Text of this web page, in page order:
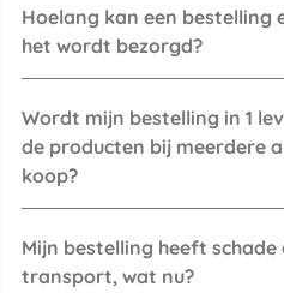
Hoelang kan een bestelling
het wordt bezorgd?
Wordt mijn bestelling in 1
de producten bij meerdere
koop?
Mijn bestelling heeft
transport, wat nu?